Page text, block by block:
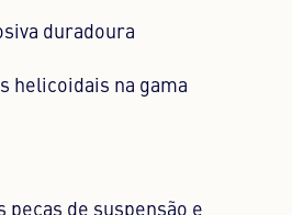
duradoura
helicoidais na gama